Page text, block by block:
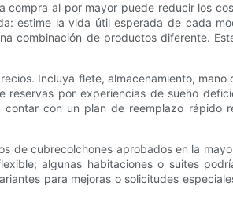
al por mayor puede reducir los
estime la vida útil esperada de cada
combinación de productos diferente.
Incluya flete, almacenamiento,
por experiencias de sueño
con un plan de reemplazo rápido
de cubrecolchones aprobados en la
algunas habitaciones o suites
para mejoras o solicitudes